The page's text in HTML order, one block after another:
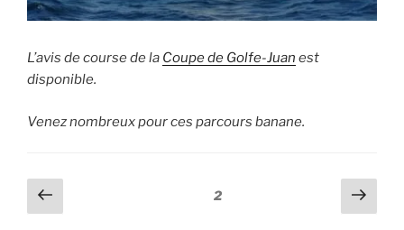
L’avis de course de la Coupe de Golfe-Juan est
disponible.
Venez nombreux pour ces parcours banane.
Pagination
des
Page
précédente
Page2
Page